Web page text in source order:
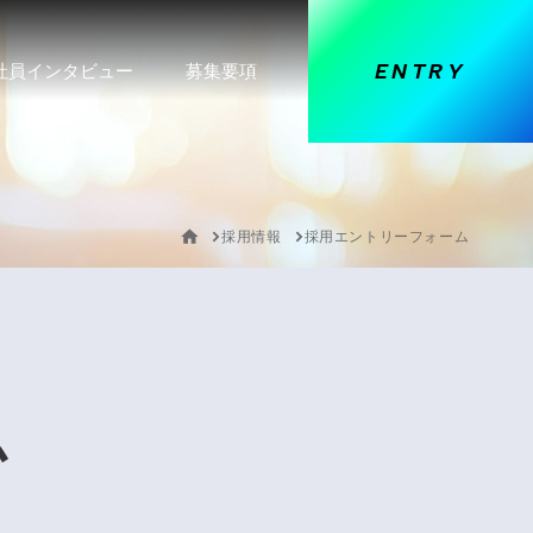
員インタビュー 募集要項 ENTRY
採用情報 採用エントリーフォーム